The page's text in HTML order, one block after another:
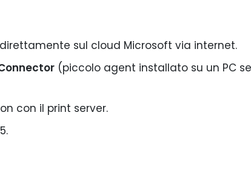
sul cloud Microsoft via internet.
(piccolo agent installato su un PC
con il print server.